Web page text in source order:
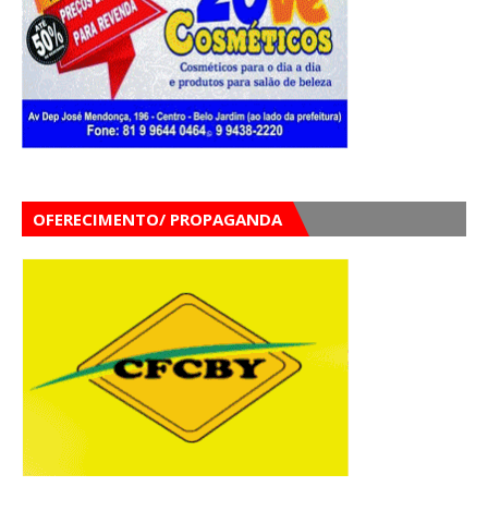
OFERECIMENTO/ PROPAGANDA